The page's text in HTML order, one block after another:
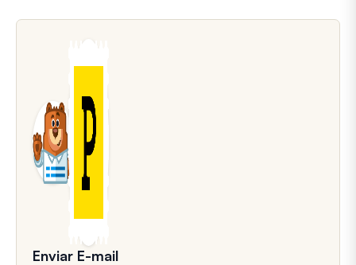
Enviar E-mail